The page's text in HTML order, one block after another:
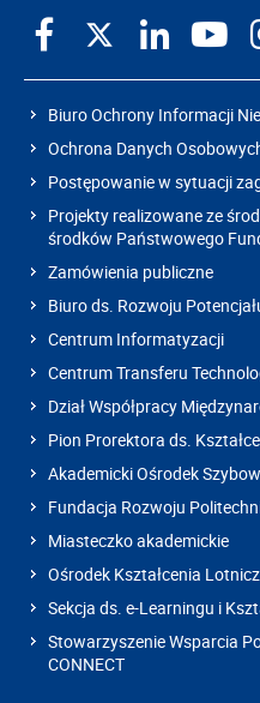
Biuro Ochrony Informacji
Ochrona Danych
Postępowanie w sytuacji
Projekty realizowane ze
środków Państwowego
Zamówienia publiczne
Biuro ds. Rozwoju
Centrum Informatyzacji
Centrum Transferu
Dział Współpracy
Pion Prorektora ds.
Akademicki Ośrodek
Fundacja Rozwoju
Miasteczko akademickie
Ośrodek Kształcenia
Sekcja ds. e-Learningu i
Stowarzyszenie Wsparcia
CONNECT